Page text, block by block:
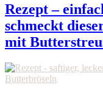
Rezept –
schmeckt
mit